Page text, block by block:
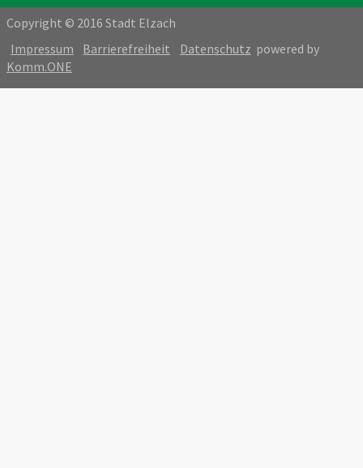
Copyright © 2016 Stadt Elzach
Impressum
Barrierefreiheit Datenschutz powered by
Komm.ONE